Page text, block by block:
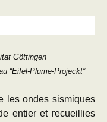
Göttingen
“Eifel-Plume-Projeckt”
les ondes sismiques
entier et recueillies